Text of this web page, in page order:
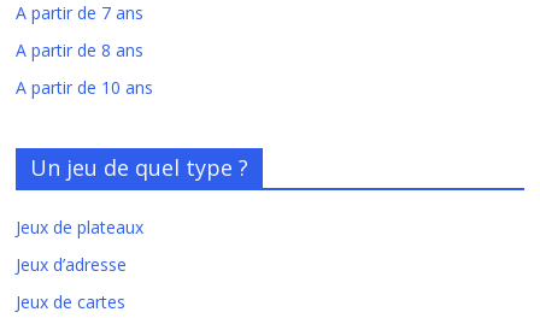
A partir de 7 ans
A partir de 8 ans
A partir de 10 ans
Un jeu de quel type ?
Jeux de plateaux
Jeux d’adresse
Jeux de cartes